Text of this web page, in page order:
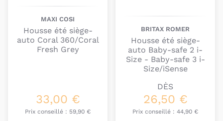
systèmes d'ancrage des sièges-auto de vos
enfants.
Il existe des housses génériques et des housses
propres à certains modèles de sièges-auto. Cela est
MAXI COSI
Housse été siège-
auto Coral 360/Coral
Fresh Grey
33,00 €
Prix conseillé : 59,90 €
BRITAX ROMER
Housse été siège-
auto Baby-safe 2 i-
Size - Baby-safe 3 i-
Size/iSense
DÈS
26,50 €
Prix conseillé : 44,90 €